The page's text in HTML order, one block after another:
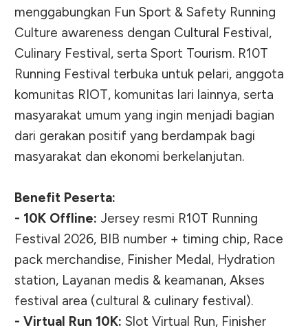
menggabungkan Fun Sport & Safety Running
Culture awareness dengan Cultural Festival,
Culinary Festival, serta Sport Tourism. R10T
Running Festival terbuka untuk pelari, anggota
komunitas RIOT, komunitas lari lainnya, serta
masyarakat umum yang ingin menjadi bagian
dari gerakan positif yang berdampak bagi
masyarakat dan ekonomi berkelanjutan.
Benefit Peserta:
- 10K Offline: Jersey resmi R10T Running
Festival 2026, BIB number + timing chip, Race
pack merchandise, Finisher Medal, Hydration
station, Layanan medis & keamanan, Akses
festival area (cultural & culinary festival).
- Virtual Run 10K: Slot Virtual Run, Finisher